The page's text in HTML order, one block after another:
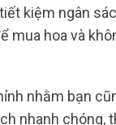
kiệm ngân
mua hoa và
nhằm bạn
nhanh chóng,